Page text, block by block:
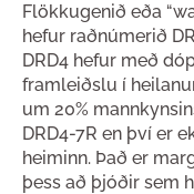
Flökkugenið eða
hefur raðnúmerið
DRD4 hefur með
framleiðslu í
um 20%
DRD4-7R en því er
heiminn. Það er
þess að þjóðir sem